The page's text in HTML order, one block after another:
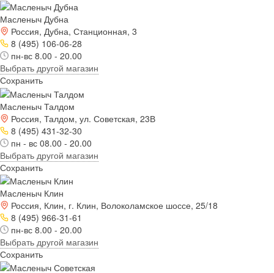
Масленыч Дубна
Россия, Дубна, Станционная, 3
8 (495) 106-06-28
пн-вс 8.00 - 20.00
Выбрать другой магазин
Сохранить
Масленыч Талдом
Россия, Талдом, ул. Советская, 23В
8 (495) 431-32-30
пн - вс 08.00 - 20.00
Выбрать другой магазин
Сохранить
Масленыч Клин
Россия, Клин, г. Клин, Волоколамское шоссе, 25/18
8 (495) 966-31-61
пн-вс 8.00 - 20.00
Выбрать другой магазин
Сохранить